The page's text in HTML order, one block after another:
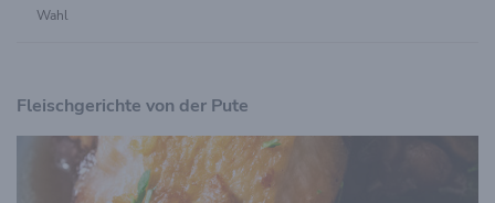
Wahl
Fleischgerichte von der Pute